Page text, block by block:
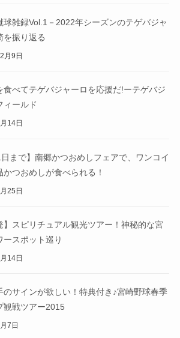
球雑録Vol.1－2022年シーズンのテゲバジャ
を振り返る
月9日
食べてテゲバジャーロを応援だ!ーテゲバジ
ィールド
14日
日まで】南郷かつおめしフェアで、ワンコイ
かつおめしが食べられる！
25日
】スピリチュアル観光ツアー！神秘的な宮
ースポット巡り
14日
のサインが欲しい！特典付き♪宮崎野球春季
観戦ツアー2015
7日